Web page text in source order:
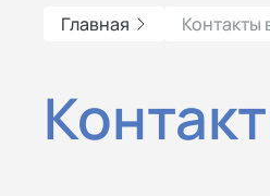
Главная Контакты